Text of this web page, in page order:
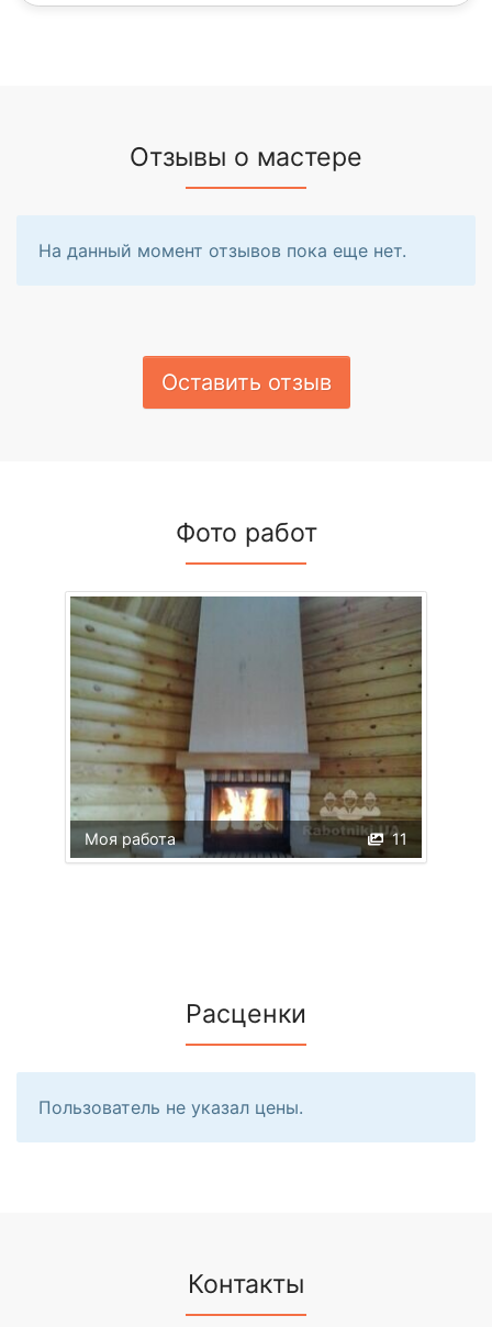
Отзывы о мастере
На данный момент отзывов пока еще нет.
Оставить отзыв
Фото работ
11
Моя работа
Расценки
Пользователь не указал цены.
Контакты